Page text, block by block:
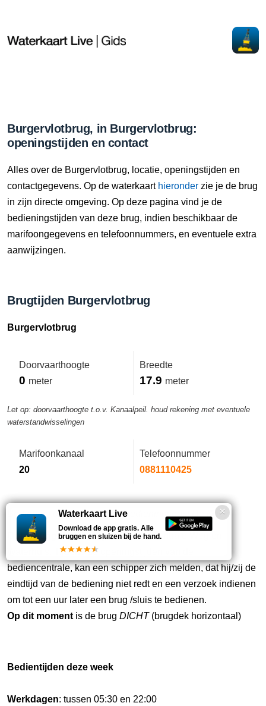
Burgervlotbrug, in Burgervlotbrug:
openingstijden en contact
Alles over de Burgervlotbrug, locatie, openingstijden en
contactgegevens. Op de waterkaart hieronder zie je de brug
in zijn directe omgeving. Op deze pagina vind je de
bedieningstijden van deze brug, indien beschikbaar de
marifoongegevens en telefoonnummers, en eventuele extra
aanwijzingen.
Brugtijden Burgervlotbrug
Burgervlotbrug
Doorvaarthoogte
0 meter
Breedte
17.9 meter
Let op: doorvaarthoogte t.o.v. Kanaalpeil. houd rekening met eventuele
waterstandwisselingen
Marifoonkanaal
20
Telefoonnummer
0881110425
Bediening op afstand vanaf bedieningspost De Kooy.
Opmerking:Bediening via Bediencentrale Weg en
Waterhuis. Tijdens de openingstijden van de
bediencentrale, kan een schipper zich melden, dat hij/zij de
eindtijd van de bediening niet redt en een verzoek indienen
om tot een uur later een brug /sluis te bedienen.
Op dit moment is de brug DICHT(brugdek horizontaal)
Bedientijden deze week
Werkdagen: tussen 05:30 en 22:00
Waterkaart Live
Download de app gratis. Alle
bruggen en sluizen bij de hand.